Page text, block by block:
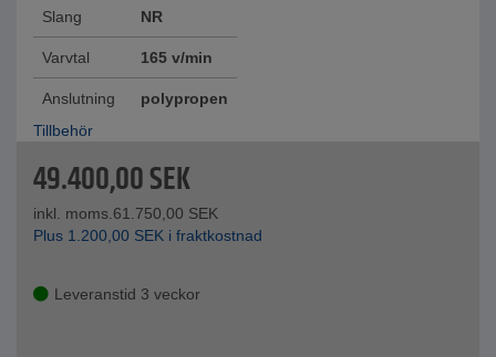
Slang NR
Varvtal 165 v/min
Anslutning
polypropen
Tillbehör
49.400,00SEK
inkl. moms.61.750,00 SEK
Plus 1.200,00 SEK i fraktkostnad
Leveranstid 3 veckor